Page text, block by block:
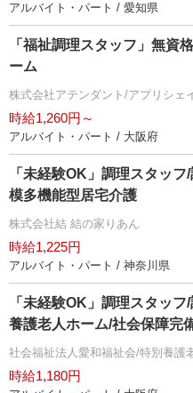
アルバイト・パート / 愛知県
「福祉調理スタッフ」無資
ーム
株式会社アテンダント/アプリシェ
時給1,260円～
アルバイト・パート / 大阪府
「未経験OK」調理スタッ
模多機能型居宅介護
株式会社結 結の家りあん
時給1,225円
アルバイト・パート / 神奈川県
「未経験OK」調理スタッ
養護老人ホーム/社会保障完
社会福祉法人愛和福祉会/特別養護
時給1,180円